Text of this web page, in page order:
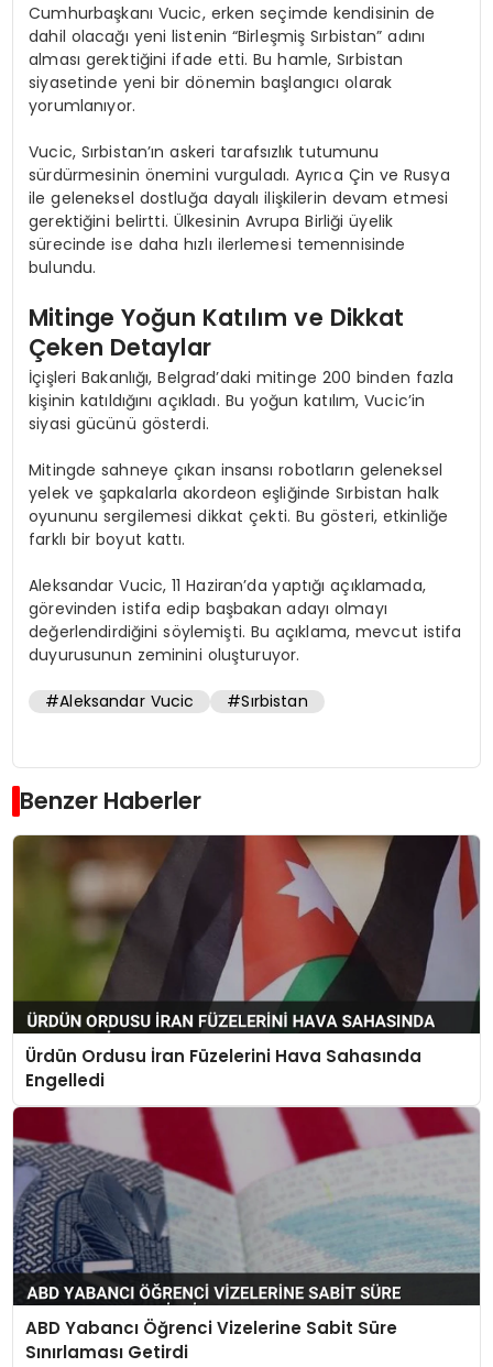
Cumhurbaşkanı Vucic, erken seçimde kendisinin de
dahil olacağı yeni listenin “Birleşmiş Sırbistan” adını
alması gerektiğini ifade etti. Bu hamle, Sırbistan
siyasetinde yeni bir dönemin başlangıcı olarak
yorumlanıyor.
Vucic, Sırbistan’ın askeri tarafsızlık tutumunu
sürdürmesinin önemini vurguladı. Ayrıca Çin ve Rusya
ile geleneksel dostluğa dayalı ilişkilerin devam etmesi
gerektiğini belirtti. Ülkesinin Avrupa Birliği üyelik
sürecinde ise daha hızlı ilerlemesi temennisinde
bulundu.
Mitinge Yoğun Katılım ve Dikkat
Çeken Detaylar
İçişleri Bakanlığı, Belgrad’daki mitinge 200 binden fazla
kişinin katıldığını açıkladı. Bu yoğun katılım, Vucic’in
siyasi gücünü gösterdi.
Mitingde sahneye çıkan insansı robotların geleneksel
yelek ve şapkalarla akordeon eşliğinde Sırbistan halk
oyununu sergilemesi dikkat çekti. Bu gösteri, etkinliğe
farklı bir boyut kattı.
Aleksandar Vucic, 11 Haziran’da yaptığı açıklamada,
görevinden istifa edip başbakan adayı olmayı
değerlendirdiğini söylemişti. Bu açıklama, mevcut istifa
duyurusunun zeminini oluşturuyor.
#Aleksandar Vucic #Sırbistan
Benzer Haberler
Ürdün Ordusu İran Füzelerini Hava Sahasında
Engelledi
ABD Yabancı Öğrenci Vizelerine Sabit Süre
Sınırlaması Getirdi